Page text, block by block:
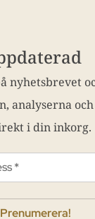
nyhetsbrevet
analyserna och
i din inkorg.